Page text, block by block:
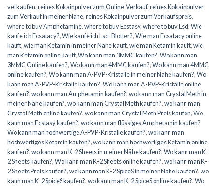
verkaufen,reines Kokainpulver zum Online-Verkauf,reines Kokainpulver
zum Verkauf in meiner Nähe,reines Kokainpulver zum Verkaufspreis,
where to buy Amphetamine,where to buy Ecstasy,where to buy Lsd,Wie
kaufe ich Ecsatacy?,Wie kaufe ich Lsd-Blotter?,Wie man Ecsatacy online
kauft,wie man Ketamin in meiner Nähe kauft,wie man Ketamin kauft,wie
man Ketamin online kauft,Wo kann man 3MMC kaufen?,Wo kann man
3MMC Online kaufen?,Wo kann man 4MMC kaufen?,Wo kann man 4MMC
online kaufen?,Wo kann man A-PVP-Kristalle in meiner Nähe kaufen?,Wo
kann man A-PVP-Kristalle kaufen?,Wo kann man A-PVP-Kristalle online
kaufen?,wo kann man Amphetamin kaufen?,wo kann man Crystal Meth in
meiner Nähe kaufen?,wo kann man Crystal Meth kaufen?,wo kann man
Crystal Meth online kaufen?,wo kann man Crystal Meth Preis kaufen,Wo
kann man Ecstasy kaufen?,wo kann man flüssiges Amphetamin kaufen?,
Wo kann man hochwertige A-PVP-Kristalle kaufen?,wo kann man
hochwertiges Ketamin kaufen?,wo kann man hochwertiges Ketamin online
kaufen?,wo kann man K-2 Sheets in meiner Nähe kaufen?,Wo kann man K-
2 Sheets kaufen?,Wo kann man K-2 Sheets online kaufen?,wo kann man K-
2 Sheets Preis kaufen?,wo kann man K-2 SpiceS in meiner Nähe kaufen?,wo
kann man K-2 SpiceS kaufen?,wo kann man K-2 SpiceS online kaufen?,Wo